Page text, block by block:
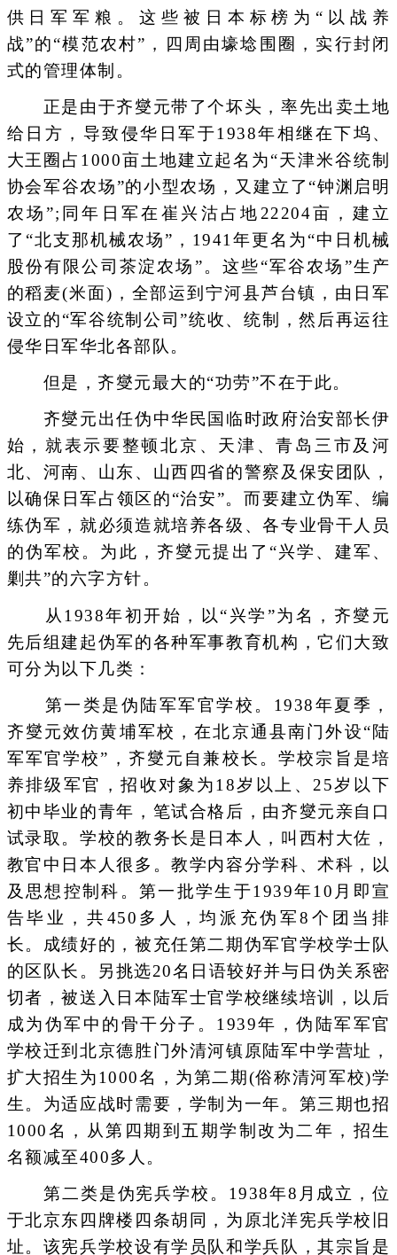
供日军军粮。这些被日本标榜为“以战养
战”的“模范农村”，四周由壕埝围圈，实行封闭
式的管理体制。
正是由于齐燮元带了个坏头，率先出卖土地
给日方，导致侵华日军于1938年相继在下坞、
大王圈占1000亩土地建立起名为“天津米谷统制
协会军谷农场”的小型农场，又建立了“钟渊启明
农场”;同年日军在崔兴沽占地22204亩，建立
了“北支那机械农场”，1941年更名为“中日机械
股份有限公司茶淀农场”。这些“军谷农场”生产
的稻麦(米面)，全部运到宁河县芦台镇，由日军
设立的“军谷统制公司”统收、统制，然后再运往
侵华日军华北各部队。
但是，齐燮元最大的“功劳”不在于此。
齐燮元出任伪中华民国临时政府治安部长伊
始，就表示要整顿北京、天津、青岛三市及河
北、河南、山东、山西四省的警察及保安团队，
以确保日军占领区的“治安”。而要建立伪军、编
练伪军，就必须造就培养各级、各专业骨干人员
的伪军校。为此，齐燮元提出了“兴学、建军、
剿共”的六字方针。
从1938年初开始，以“兴学”为名，齐燮元
先后组建起伪军的各种军事教育机构，它们大致
可分为以下几类：
第一类是伪陆军军官学校。1938年夏季，
齐燮元效仿黄埔军校，在北京通县南门外设“陆
军军官学校”，齐燮元自兼校长。学校宗旨是培
养排级军官，招收对象为18岁以上、25岁以下
初中毕业的青年，笔试合格后，由齐燮元亲自口
试录取。学校的教务长是日本人，叫西村大佐，
教官中日本人很多。教学内容分学科、术科，以
及思想控制科。第一批学生于1939年10月即宣
告毕业，共450多人，均派充伪军8个团当排
长。成绩好的，被充任第二期伪军官学校学士队
的区队长。另挑选20名日语较好并与日伪关系密
切者，被送入日本陆军士官学校继续培训，以后
成为伪军中的骨干分子。1939年，伪陆军军官
学校迁到北京德胜门外清河镇原陆军中学营址，
扩大招生为1000名，为第二期(俗称清河军校)学
生。为适应战时需要，学制为一年。第三期也招
1000名，从第四期到五期学制改为二年，招生
名额减至400多人。
第二类是伪宪兵学校。1938年8月成立，位
于北京东四牌楼四条胡同，为原北洋宪兵学校旧
址。该宪兵学校设有学员队和学兵队，其宗旨是